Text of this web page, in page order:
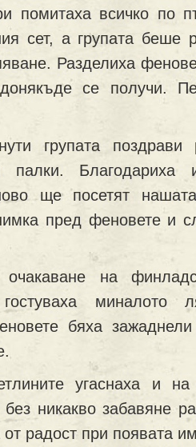
помитаха всичко по
сет, а групата беше
Разделиха
донякъде се получи.
групата поздрави
Благодариха
ще посетят
пред феновете и
на
миналото
бяха
угаснаха и на
без никакво забавяне
радост при появата